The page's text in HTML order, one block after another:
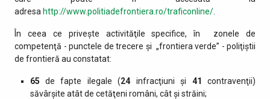
adresa http://www.politiadefrontiera.ro/traficonline/
În ceea ce priveşte activităţile specifice, în zonele de
competenţă - punctele de trecere şi „frontiera verde” - poliţiştii
de frontieră au constatat:
65 de fapte ilegale (24 infracţiuni şi 41contravenţii)
săvârşite atât de cetăţeni români, cât şi străini;